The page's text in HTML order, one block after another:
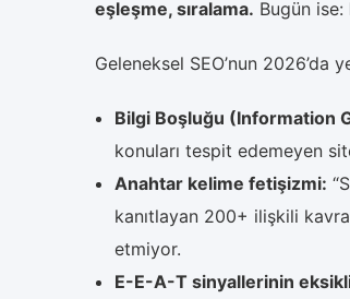
eşleşme, sıralama. Bugün ise:
Geleneksel SEO’nun 2026’da
Bilgi Boşluğu (Information
konuları tespit edemeyen
Anahtar kelime fetişizmi:
kanıtlayan 200+ ilişkili
etmiyor.
E-E-A-T sinyallerinin